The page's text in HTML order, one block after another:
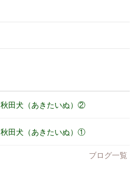
秋田犬（あきたいぬ）②
秋田犬（あきたいぬ）①
ブログ一覧